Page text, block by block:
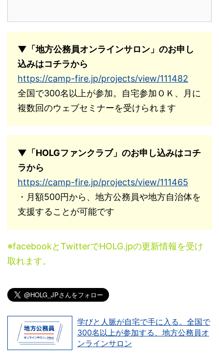
▼「地方公務員オンラインサロン」のお申し
込みはコチラから
https://camp-fire.jp/projects/view/111482
全国で300名以上が参加。自宅参加ＯＫ、月に
複数回のウェブセミナーを受けられます
▼「HOLGファンクラブ」のお申し込みはコチ
ラから
https://camp-fire.jp/projects/view/111465
・月額500円から、地方公務員や地方自治体を
支援することが可能です
※facebookとTwitterでHOLG.jpの更新情報を受け
取れます。
学びと人脈が自宅で手に入る。全国で
300名以上が参加する、地方公務員オ
ンラインサロン